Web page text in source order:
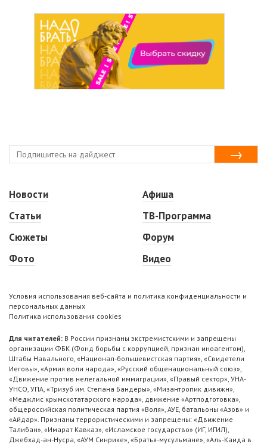
Новости
Статьи
Сюжеты
Фото
Афиша
ТВ-Программа
Форум
Видео
Условия использования веб-сайта и политика конфиденциальности и
персональных данных
Политика использования cookies
Для читателей: В России признаны экстремистскими и запрещены
организации ФБК (Фонд борьбы с коррупцией, признан иноагентом),
Штабы Навального, «Национал-большевистская партия», «Свидетели
Иеговы», «Армия воли народа», «Русский общенациональный союз»,
«Движение против нелегальной иммиграции», «Правый сектор», УНА-
УНСО, УПА, «Тризуб им. Степана Бандеры», «Мизантропик дивижн»,
«Меджлис крымскотатарского народа», движение «Артподготовка»,
общероссийская политическая партия «Воля», АУЕ, батальоны «Азов» и
«Айдар». Признаны террористическими и запрещены: «Движение
Талибан», «Имарат Кавказ», «Исламское государство» (ИГ, ИГИЛ),
Джебхад-ан-Нусра, «АУМ Синрике», «Братья-мусульмане», «Аль-Каида в